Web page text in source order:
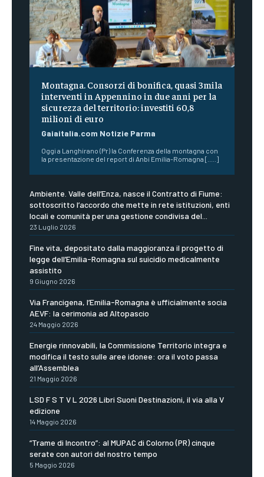
Montagna. Consorzi di bonifica, quasi 3mila
interventi in Appennino in due anni per la
sicurezza del territorio: investiti 60,8
milioni di euro
Gaiaitalia.com Notizie Parma
Oggi a Langhirano (Pr) la Conferenza della montagna con
la presentazione del report di Anbi Emilia-Romagna [.....]
Ambiente. Valle dell’Enza, nasce il Contratto di Fiume:
sottoscritto l’accordo che mette in rete istituzioni, enti
locali e comunità per una gestione condivisa del...
23 Luglio 2026
Fine vita, depositato dalla maggioranza il progetto di
legge dell’Emilia-Romagna sul suicidio medicalmente
assistito
9 Giugno 2026
Via Francigena, l’Emilia-Romagna è ufficialmente socia
AEVF: la cerimonia ad Altopascio
24 Maggio 2026
Energie rinnovabili, la Commissione Territorio integra e
modifica il testo sulle aree idonee: ora il voto passa
all’Assemblea
21 Maggio 2026
LSD F S T V L 2026 Libri Suoni Destinazioni, il via alla V
edizione
14 Maggio 2026
“Trame di Incontro”: al MUPAC di Colorno (PR) cinque
serate con autori del nostro tempo
5 Maggio 2026